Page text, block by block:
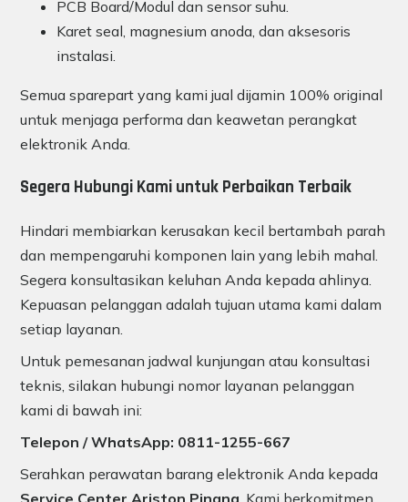
PCB Board/Modul dan sensor suhu.
Karet seal, magnesium anoda, dan aksesoris
instalasi.
Semua sparepart yang kami jual dijamin 100% original
untuk menjaga performa dan keawetan perangkat
elektronik Anda.
Segera Hubungi Kami untuk Perbaikan Terbaik
Hindari membiarkan kerusakan kecil bertambah parah
dan mempengaruhi komponen lain yang lebih mahal.
Segera konsultasikan keluhan Anda kepada ahlinya.
Kepuasan pelanggan adalah tujuan utama kami dalam
setiap layanan.
Untuk pemesanan jadwal kunjungan atau konsultasi
teknis, silakan hubungi nomor layanan pelanggan
kami di bawah ini:
Telepon / WhatsApp: 0811-1255-667
Serahkan perawatan barang elektronik Anda kepada